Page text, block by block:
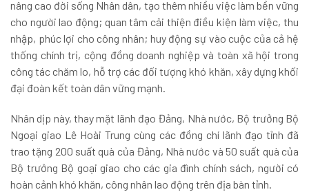
nâng cao đời sống Nhân dân, tạo thêm nhiều việc làm bền vững
cho người lao động; quan tâm cải thiện điều kiện làm việc, thu
nhập, phúc lợi cho công nhân; huy động sự vào cuộc của cả hệ
thống chính trị, cộng đồng doanh nghiệp và toàn xã hội trong
công tác chăm lo, hỗ trợ các đối tượng khó khăn, xây dựng khối
đại đoàn kết toàn dân vững mạnh.
Nhân dịp này, thay mặt lãnh đạo Đảng, Nhà nước, Bộ trưởng Bộ
Ngoại giao Lê Hoài Trung cùng các đồng chí lãnh đạo tỉnh đã
trao tặng 200 suất quà của Đảng, Nhà nước và 50 suất quà của
Bộ trưởng Bộ goại giao cho các gia đình chính sách, người có
hoàn cảnh khó khăn, công nhân lao động trên địa bàn tỉnh.